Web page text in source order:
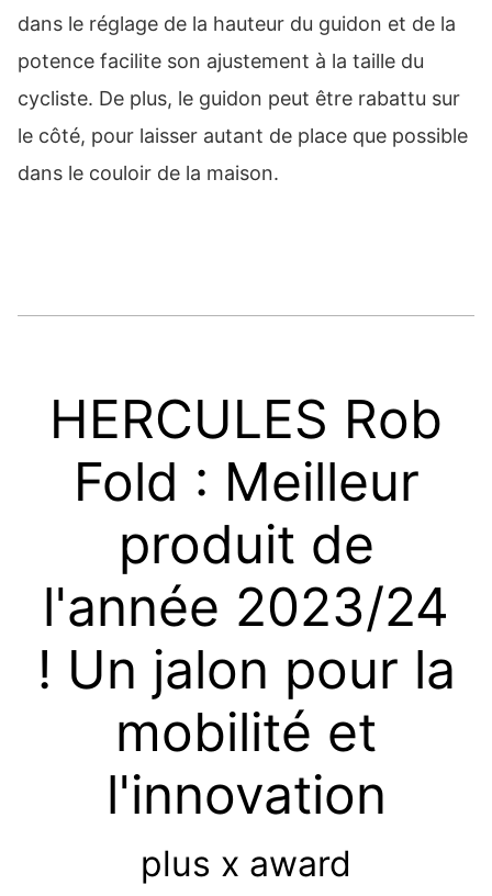
dans le réglage de la hauteur du guidon et de la
potence facilite son ajustement à la taille du
cycliste. De plus, le guidon peut être rabattu sur
le côté, pour laisser autant de place que possible
dans le couloir de la maison.
HERCULES Rob
Fold : Meilleur
produit de
l'année 2023/24
! Un jalon pour la
mobilité et
l'innovation
plus x award